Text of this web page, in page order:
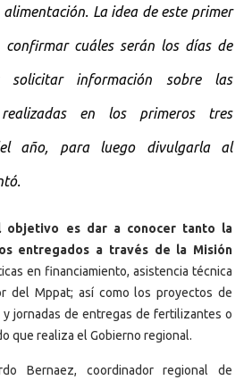
La idea de este primer
confirmar cuáles serán los días de
solicitar información sobre las
realizadas en los primeros tres
año, para luego divulgarla al
objetivo es dar a conocer tanto la
entregados a través de la Misión
en financiamiento, asistencia técnica
del Mppat; así como los proyectos de
jornadas de entregas de fertilizantes o
que realiza el Gobierno regional.
Bernaez, coordinador regional de